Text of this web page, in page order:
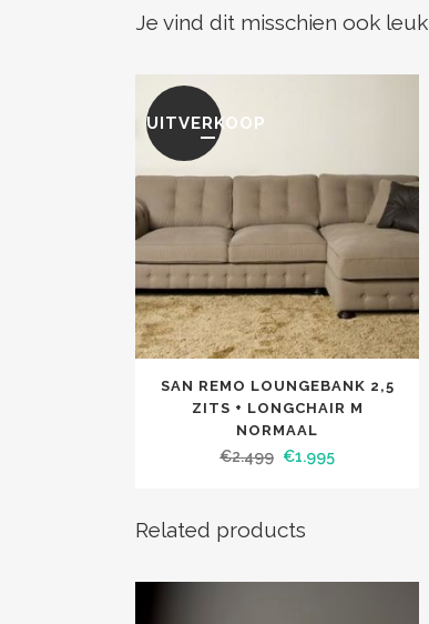
Je vind dit misschien ook leuk
UITVERKOOP
SAN REMO LOUNGEBANK 2,5
ZITS + LONGCHAIR M
NORMAAL
€2.499 €1.995
Related products